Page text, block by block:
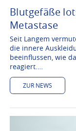
Blutgefäße
Metastase
Seit Langem
die innere
beeinflussen, wie
reagiert.…
ZUR NEWS